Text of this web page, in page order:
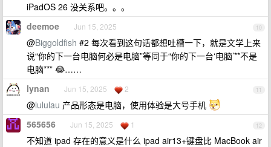
iPadOS 26 没关系吧。。。
10
deemoe Jun 15, 2025
@Biggoldfish #2 每次看到这句话都想吐槽一下，就是文学上来
说“你的下一台电脑何必是电脑”等同于“你的下一台‘电脑’**不是
电脑**” 😂……
11
lynan Jun 15, 2025 2
@lululau 产品形态是电脑，使用体验是大号手机
12
565656 Jun 15, 2025 1
不知道 ipad 存在的意义是什么 ipad air13+键盘比 MacBook air